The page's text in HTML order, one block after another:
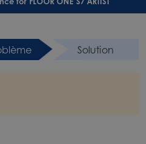
Solution